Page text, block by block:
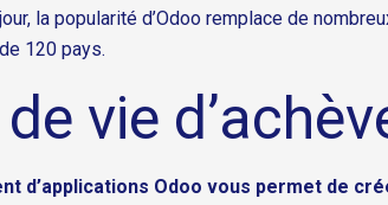
la popularité d’Odoo remplace de
120 pays.
vie
d’applications Odoo vous permet de